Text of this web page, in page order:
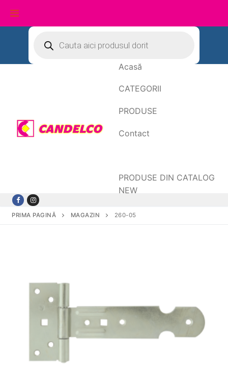
conținut
search
Acasă
CATEGORII
PRODUSE
Contact
PRODUSE DIN CATALOG
NEW
PRIMA PAGINĂ MAGAZIN 260-05